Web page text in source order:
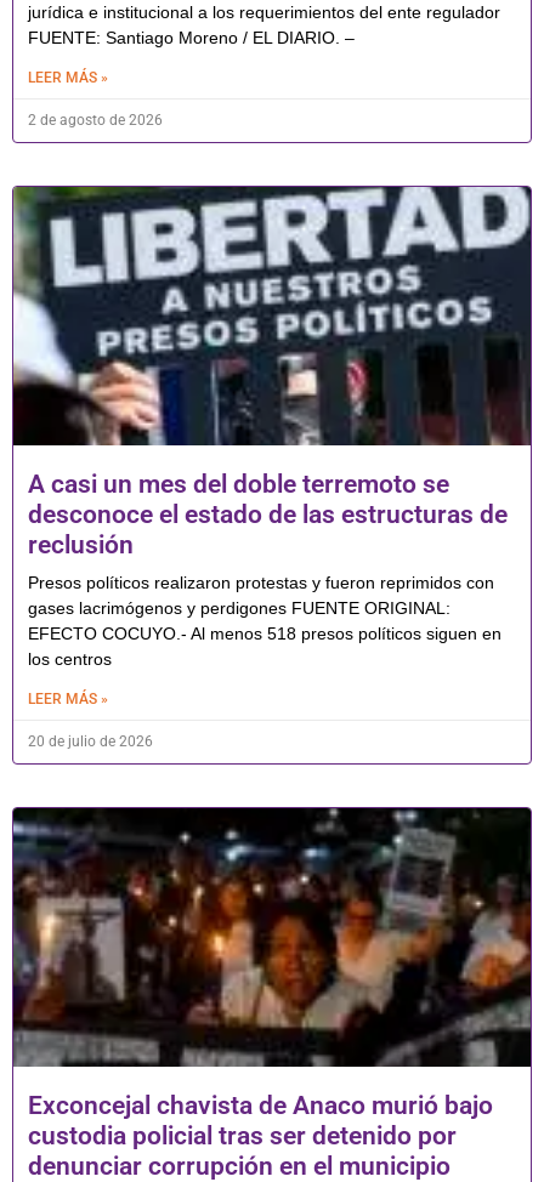
jurídica e institucional a los requerimientos del ente regulador
FUENTE: Santiago Moreno / EL DIARIO. –
LEER MÁS »
2 de agosto de 2026
A casi un mes del doble terremoto se
desconoce el estado de las estructuras de
reclusión
Presos políticos realizaron protestas y fueron reprimidos con
gases lacrimógenos y perdigones FUENTE ORIGINAL:
EFECTO COCUYO.- Al menos 518 presos políticos siguen en
los centros
LEER MÁS »
20 de julio de 2026
Exconcejal chavista de Anaco murió bajo
custodia policial tras ser detenido por
denunciar corrupción en el municipio